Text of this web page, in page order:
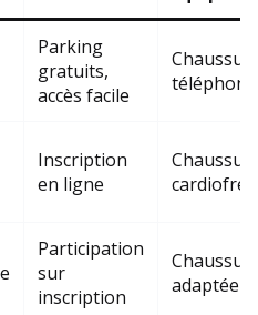
Parking
gratuits,
accès facile
téléphone
Inscription
en ligne
Participation
sur
inscription
adaptée